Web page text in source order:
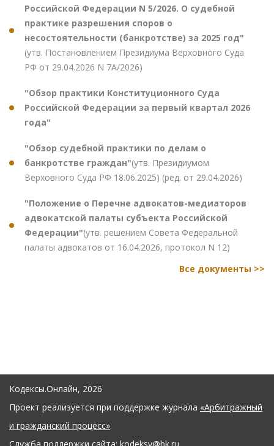
Российской Федерации N 5/2026. О судебной
практике разрешения споров о
несостоятельности (банкротстве) за 2025 год"
(утв. Постановлением Президиума Верховного Суда
РФ от 29.04.2026 N 7А/2026)
"Обзор практики Конституционного Суда
Российской Федерации за первый квартал 2026
года"
"Обзор судебной практики по делам о
банкротстве граждан"(утв. Президиумом
Верховного Суда РФ 18.06.2025) (ред. от 29.04.2026)
"Положение о Перечне адвокатов-медиаторов
адвокатской палаты субъекта Российской
Федерации"(утв. решением Совета Федеральной
палаты адвокатов от 16.04.2026, протокол N 12)
Все документы >>
Кодексы.Онлайн, 2026
Проект реализуется при поддержке журнала «Арбитражный
и гражданский процесс».